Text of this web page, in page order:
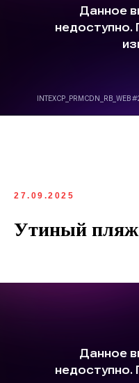
27.09.2025
Утиный пляж